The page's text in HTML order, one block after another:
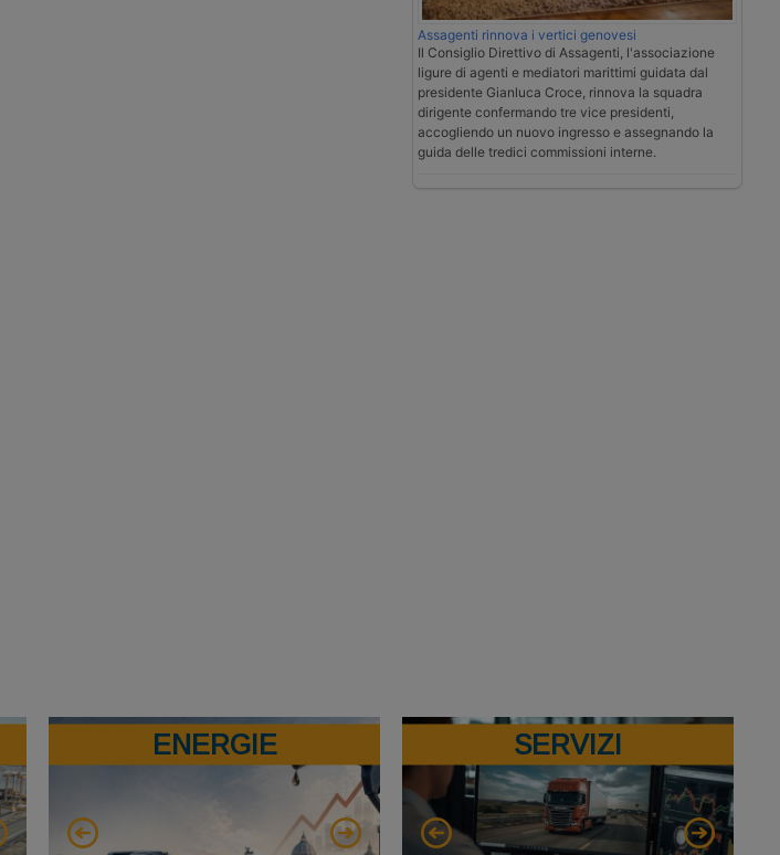
Assagenti rinnova i vertici genovesi
Il Consiglio Direttivo di Assagenti, l'associazione
ligure di agenti e mediatori marittimi guidata dal
presidente Gianluca Croce, rinnova la squadra
dirigente confermando tre vice presidenti,
accogliendo un nuovo ingresso e assegnando la
guida delle tredici commissioni interne.
ENERGIE SERVIZI